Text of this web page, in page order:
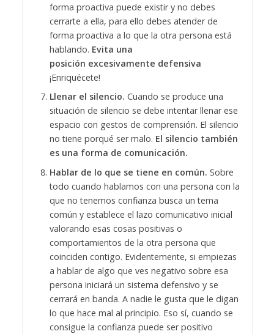
forma proactiva puede existir y no debes
cerrarte a ella, para ello debes atender de
forma proactiva a lo que la otra persona está
hablando. Evita una
posición excesivamente defensiva
¡Enriquécete!
Llenar el silencio. Cuando se produce una
situación de silencio se debe intentar llenar ese
espacio con gestos de comprensión. El silencio
no tiene porqué ser malo. El silencio también
es una forma de comunicación.
Hablar de lo que se tiene en común. Sobre
todo cuando hablamos con una persona con la
que no tenemos confianza busca un tema
común y establece el lazo comunicativo inicial
valorando esas cosas positivas o
comportamientos de la otra persona que
coinciden contigo. Evidentemente, si empiezas
a hablar de algo que ves negativo sobre esa
persona iniciará un sistema defensivo y se
cerrará en banda. A nadie le gusta que le digan
lo que hace mal al principio. Eso sí, cuando se
consigue la confianza puede ser positivo